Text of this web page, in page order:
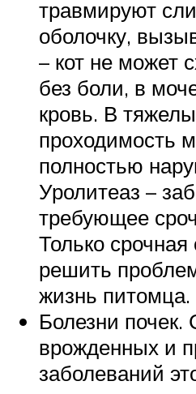
травмируют
оболочку,
– кот не может
без боли, в
кровь. В
проходимость
полностью
Уролитеаз –
требующее
Только
решить
жизнь питомца.
Болезни почек.
врожденных и
заболеваний